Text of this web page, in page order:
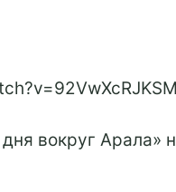
вокруг Арала»